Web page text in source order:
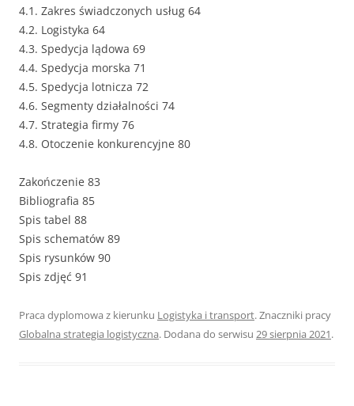
4.1. Zakres świadczonych usług 64
4.2. Logistyka 64
4.3. Spedycja lądowa 69
4.4. Spedycja morska 71
4.5. Spedycja lotnicza 72
4.6. Segmenty działalności 74
4.7. Strategia firmy 76
4.8. Otoczenie konkurencyjne 80
Zakończenie 83
Bibliografia 85
Spis tabel 88
Spis schematów 89
Spis rysunków 90
Spis zdjęć 91
Praca dyplomowa z kierunku Logistyka i transport. Znaczniki pracy
Globalna strategia logistyczna. Dodana do serwisu 29 sierpnia 2021.